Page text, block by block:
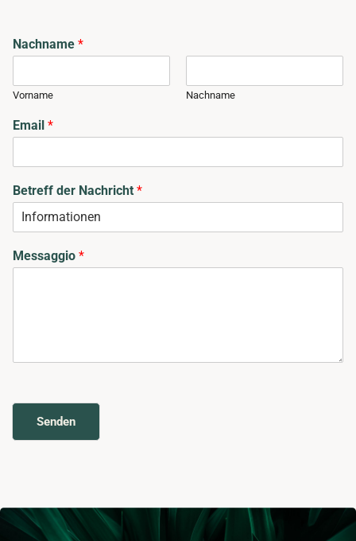
Nachname *
Vorname Nachname
Email *
Betreff der Nachricht *
Messaggio *
Senden